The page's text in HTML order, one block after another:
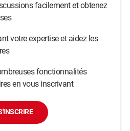
facilement et obtenez
votre expertise et aidez les
fonctionnalités
en vous inscrivant